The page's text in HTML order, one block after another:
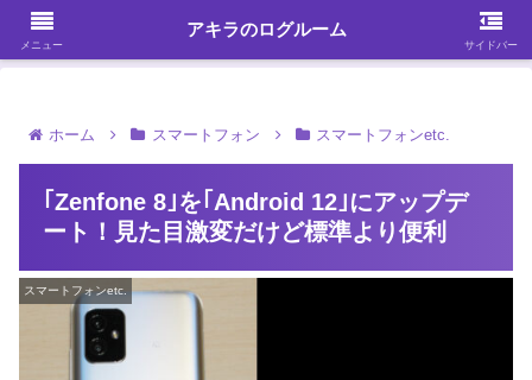
ガジェット・スマホ・パソコンを中心に何かを発見する
ホーム スマートフォン スマートフォンetc.
｢Zenfone 8｣を｢Android 12｣にアップデ
ート！見た目激変だけど標準より便利
スマートフォンetc.
メニュー
アキラのログルーム
サイドバー